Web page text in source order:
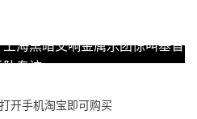
开手机淘宝即可购买